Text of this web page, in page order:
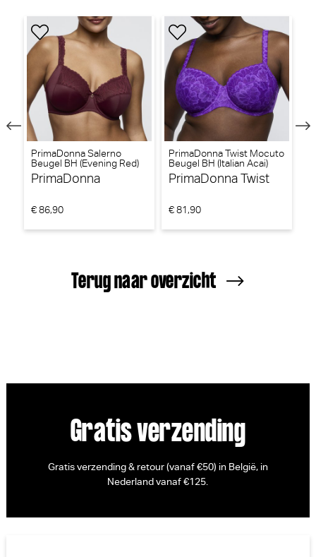
PrimaDonna Salerno
Beugel BH (Evening Red)
PrimaDonna
€ 86,90
PrimaDonna Twist Mocuto
Beugel BH (Italian Acai)
PrimaDonna Twist
€ 81,90
Terug naar overzicht
Gratis verzending
Gratis verzending & retour (vanaf €50) in België, in
Nederland vanaf €125.